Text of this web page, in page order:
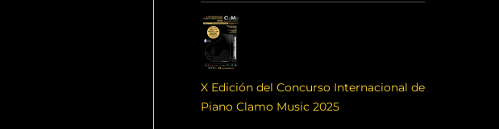
X Edición del Concurso Internacional de
Piano Clamo Music 2025